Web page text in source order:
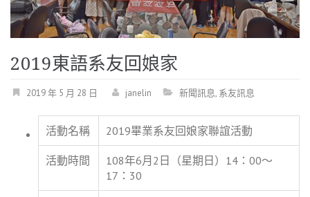
2019東語系友回娘家
2019 年 5 月 28 日 janelin 新聞訊息, 系友訊息
活動名稱 2019畢業系友回娘家聯誼活動
活動時間
108年6月2日（星期日）14：00～
17：30